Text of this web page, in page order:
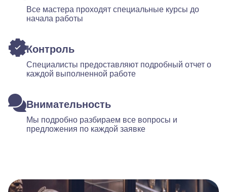
Все мастера проходят специальные курсы до
начала работы
Контроль
Специалисты предоставляют подробный отчет о
каждой выполненной работе
Внимательность
Мы подробно разбираем все вопросы и
предложения по каждой заявке